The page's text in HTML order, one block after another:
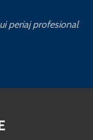
periaj profesional